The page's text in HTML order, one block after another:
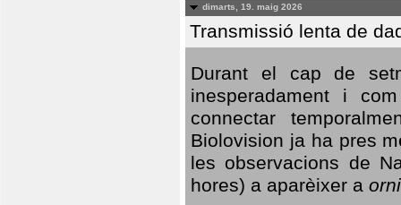
dimarts, 19. maig 2026
Transmissió lenta de
Durant el cap de
inesperadament i
connectar
Biolovision ja ha pres
les observacions de
hores) a aparèixer a